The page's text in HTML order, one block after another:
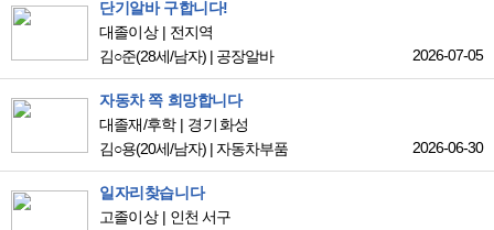
단기알바 구합니다!
대졸이상
전지역
김○준(28세/남자) | 공장알바 2026-07-05
자동차 쪽 희망합니다
대졸재/후학
경기 화성
김○용(20세/남자) | 자동차부품 2026-06-30
일자리찾습니다
고졸이상
인천 서구